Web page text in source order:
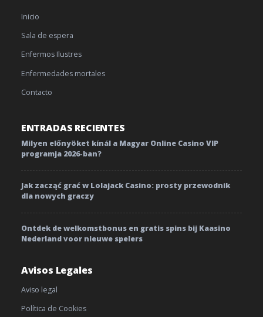
Inicio
Sala de espera
Enfermos Ilustres
Enfermedades mortales
Contacto
ENTRADAS RECIENTES
Milyen előnyöket kínál a Magyar Online Casino VIP
programja 2026-ban?
Jak zacząć grać w Lolajack Casino: prosty przewodnik
dla nowych graczy
Ontdek de welkomstbonus en gratis spins bij Kaasino
Nederland voor nieuwe spelers
Avisos Legales
Aviso legal
Política de Cookies